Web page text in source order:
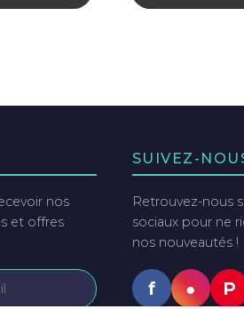
nos
et offres
SUIVEZ-
Retrouvez-nous
sociaux pour ne
nos nouveautés !
f ● P